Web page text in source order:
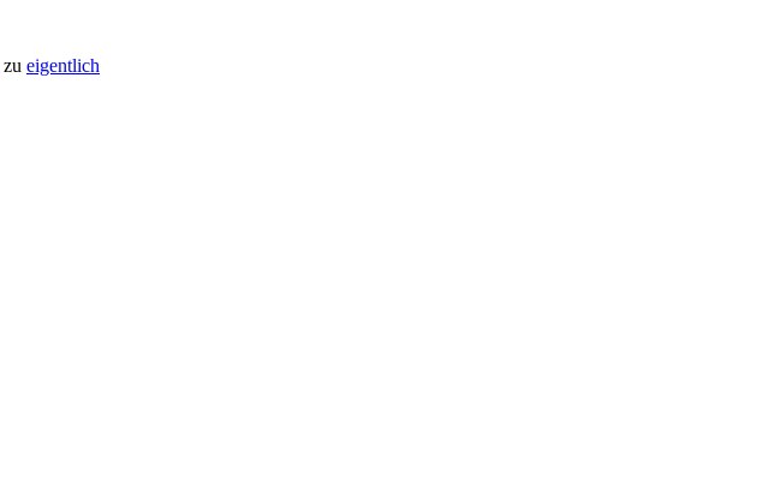
zu eigentlich